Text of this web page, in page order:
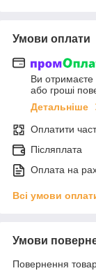
Умови оплати
Ви
або гроші
Детальніше
Оплатити
Післяплата
Оплата на
Всі умови
Умови
Повернення